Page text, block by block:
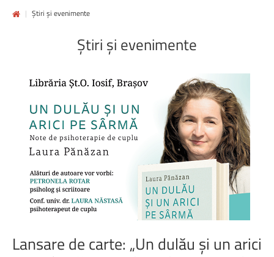
| Știri și evenimente
Știri și evenimente
Lansare de carte: „Un dulău și un arici